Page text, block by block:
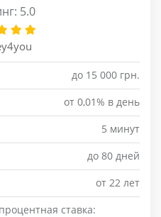
5.0
до 15 000 грн.
от 0,01% в день
5 минут
до 80 дней
от 22 лет
ставка: